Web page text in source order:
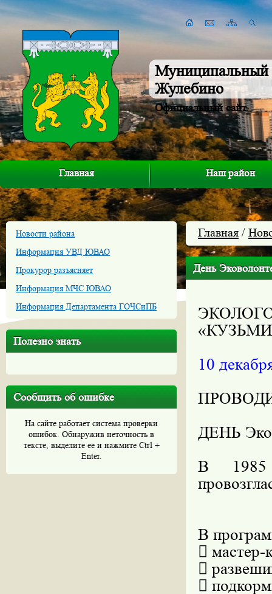
Муниципальный
Жулебино
Официальный сайт
Главная Наш район
Новости района
Информация УВД ЮВАО
Прокурор разъясняет
Информация МЧС ЮВАО
Информация Департамента ГОЧСиПБ
Полезно знать
Сообщить об ошибке
На сайте работает система проверки
ошибок. Обнаружив неточность в
тексте, выделите ее и нажмите Ctrl +
Enter.
Главная /
День
10
ДЕНЬ
В 1985
В
 мастер-

